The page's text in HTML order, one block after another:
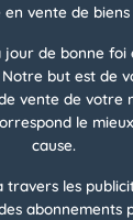
vente de
jour de bonne foi
but est de
vente de votre
le
cause.
travers les
abonnements